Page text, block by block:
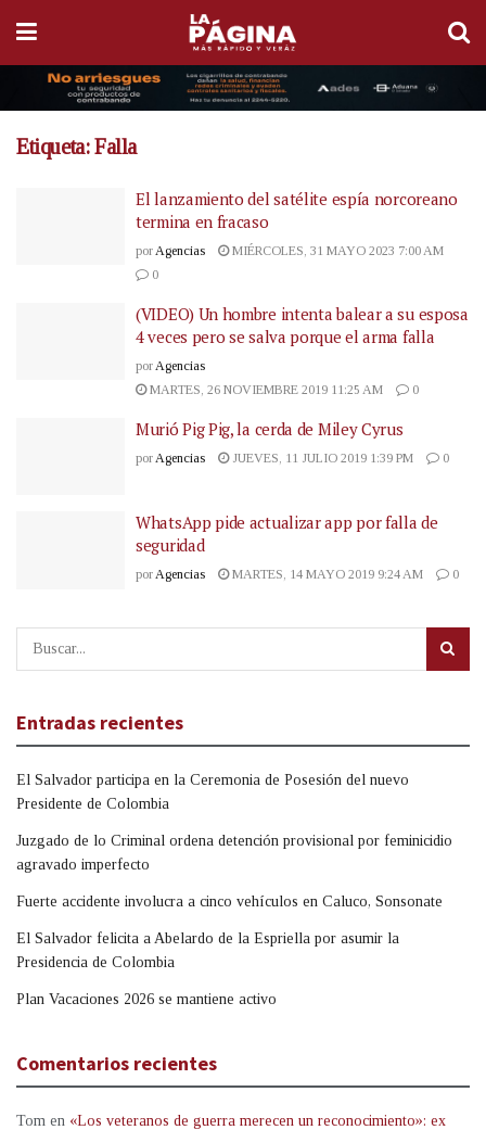
Etiqueta:Falla
El lanzamiento del satélite espía norcoreano
termina en fracaso
por Agencias
MIÉRCOLES, 31 MAYO 2023 7:00 AM
0
(VIDEO) Un hombre intenta balear a su esposa
4 veces pero se salva porque el arma falla
por Agencias
MARTES, 26 NOVIEMBRE 2019 11:25 AM
0
Murió Pig Pig, la cerda de Miley Cyrus
por Agencias JUEVES, 11 JULIO 2019 1:39 PM 0
WhatsApp pide actualizar app por falla de
seguridad
porAgencias MARTES, 14 MAYO 2019 9:24 AM 0
Entradas recientes
El Salvador participa en la Ceremonia de Posesión del nuevo
Presidente de Colombia
Juzgado de lo Criminal ordena detención provisional por feminicidio
agravado imperfecto
Fuerte accidente involucra a cinco vehículos en Caluco, Sonsonate
El Salvador felicita a Abelardo de la Espriella por asumir la
Presidencia de Colombia
Plan Vacaciones 2026 se mantiene activo
Comentarios recientes
Tom en «Los veteranos de guerra merecen un reconocimiento»: ex